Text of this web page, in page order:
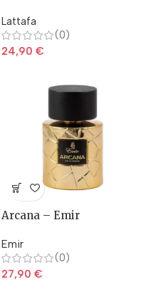
Lattafa
(0)
24,90 €
Arcana – Emir
Emir
(0)
27,90 €